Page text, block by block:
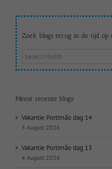
Zoek blogs terug in de tijd op
Zoek
op
datum:
Meest recente blogs
Vakantie Portimão dag 14
5 August 2026
Vakantie Portimão dag 13
4 August 2026